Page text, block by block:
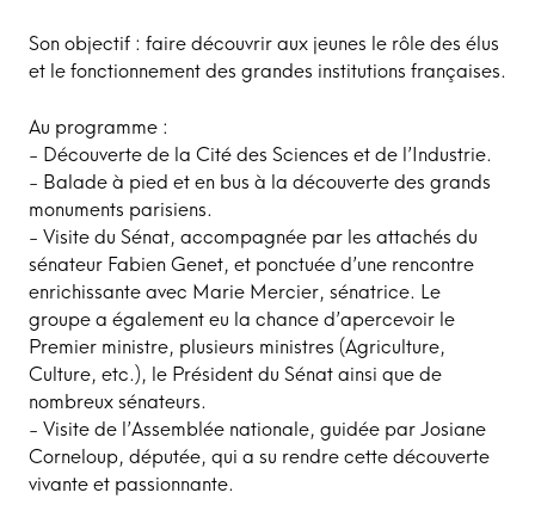
Son objectif : faire découvrir aux jeunes le rôle des élus
et le fonctionnement des grandes institutions françaises.
Au programme :
- Découverte de la Cité des Sciences et de l’Industrie.
- Balade à pied et en bus à la découverte des grands
monuments parisiens.
- Visite du Sénat, accompagnée par les attachés du
sénateur Fabien Genet, et ponctuée d’une rencontre
enrichissante avec Marie Mercier, sénatrice. Le
groupe a également eu la chance d’apercevoir le
Premier ministre, plusieurs ministres (Agriculture,
Culture, etc.), le Président du Sénat ainsi que de
nombreux sénateurs.
- Visite de l’Assemblée nationale, guidée par Josiane
Corneloup, députée, qui a su rendre cette découverte
vivante et passionnante.